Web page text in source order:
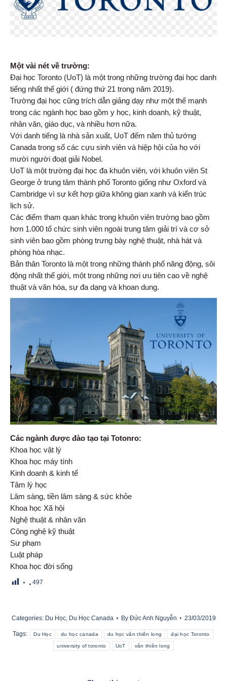
Một vài nét về trường:
Đại học Toronto (UoT) là một trong những trường đại học danh
tiếng nhất thế giới ( đứng thứ 21 trong năm 2019).
Trường đại học cũng trích dẫn giảng dạy như một thế mạnh
trong các ngành học bao gồm y học, kinh doanh, kỹ thuật,
nhân văn, giáo dục, và nhiều hơn nữa.
Với danh tiếng là nhà sản xuất, UoT đếm năm thủ tướng
Canada trong số các cựu sinh viên và hiệp hội của họ với
mười người đoạt giải Nobel.
UoT là một trường đại học đa khuôn viên, với khuôn viên St
George ở trung tâm thành phố Toronto giống như Oxford và
Cambridge vì sự kết hợp giữa không gian xanh và kiến ​​trúc
lịch sử.
Các điểm tham quan khác trong khuôn viên trường bao gồm
hơn 1.000 tổ chức sinh viên ngoài trung tâm giải trí và cơ sở
sinh viên bao gồm phòng trưng bày nghệ thuật, nhà hát và
phòng hòa nhạc.
Bản thân Toronto là một trong những thành phố năng động, sôi
động nhất thế giới, một trong những nơi ưu tiên cao về nghệ
thuật và văn hóa, sự đa dạng và khoan dung.
Các ngành được đào tạo tại Totonro:
Khoa học vật lý
Khoa học máy tính
Kinh doanh & kinh tế
Tâm lý học
Lâm sàng, tiền lâm sàng & sức khỏe
Khoa học Xã hội
Nghệ thuật & nhân văn
Công nghệ kỹ thuật
Sư phạm
Luật pháp
Khoa học đời sống
497
Categories: Du Học, Du Học Canada By Đức Anh Nguyễn 23/03/2019
Tags: Du Học du học canada du học vân thiên long đại học Toronto
university of toronto UoT vân thiên long